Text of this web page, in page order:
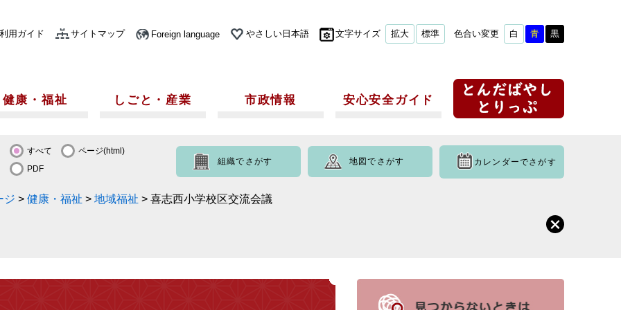
用ガイド サイトマップ Foreign language やさしい日本語 文字サイズ 拡大 標準 色合い変更 白 青 黒
健康・福祉 しごと・産業 市政情報 安心安全ガイド
すべて
ページ(html)
PDF
組織でさがす 地図でさがす カレンダーでさがす
ジ > 健康・福祉 > 地域福祉 > 喜志西小学校区交流会議